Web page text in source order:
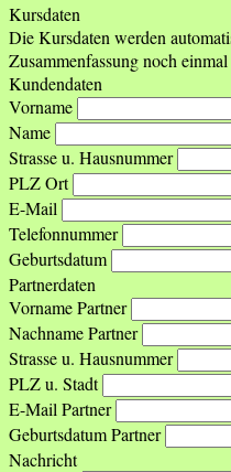
Kursdaten
Die Kursdaten werden
Zusammenfassung noch
Kundendaten
Vorname
Name
Strasse u. Hausnummer
PLZ Ort
E-Mail
Telefonnummer
Geburtsdatum
Partnerdaten
Vorname Partner
Nachname Partner
Strasse u. Hausnummer
PLZ u. Stadt
E-Mail Partner
Geburtsdatum Partner
Nachricht